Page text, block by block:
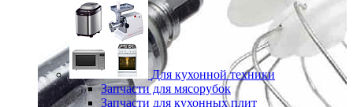
Для кухонной техники
Запчасти для мясорубок
Запчасти для кухонных плит